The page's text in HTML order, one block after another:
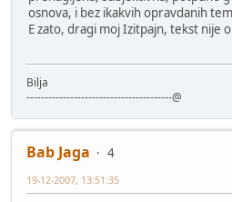
osnova, i bez ikakvih opravdanih
E zato, dragi moj Izitpajn, tekst nije
Bilja
----------------------------------------@
Bab Jaga
4
19-12-2007, 13:51:35